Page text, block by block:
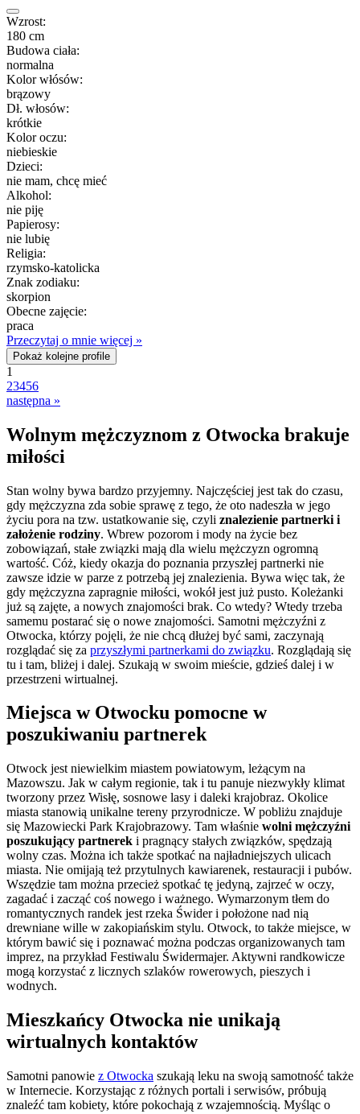
Wzrost:
180 cm
Budowa ciała:
normalna
Kolor włósów:
brązowy
Dł. włosów:
krótkie
Kolor oczu:
niebieskie
Dzieci:
nie mam, chcę mieć
Alkohol:
nie piję
Papierosy:
nie lubię
Religia:
rzymsko-katolicka
Znak zodiaku:
skorpion
Obecne zajęcie:
praca
Przeczytaj o mnie więcej »
Pokaż kolejne profile
1
23456
następna »
Wolnym mężczyznom z Otwocka brakuje
miłości
Stan wolny bywa bardzo przyjemny. Najczęściej jest tak do czasu,
gdy mężczyzna zda sobie sprawę z tego, że oto nadeszła w jego
życiu pora na tzw. ustatkowanie się, czyli znalezienie partnerki i
założenie rodziny. Wbrew pozorom i mody na życie bez
zobowiązań, stałe związki mają dla wielu mężczyzn ogromną
wartość. Cóż, kiedy okazja do poznania przyszłej partnerki nie
zawsze idzie w parze z potrzebą jej znalezienia. Bywa więc tak, że
gdy mężczyzna zapragnie miłości, wokół jest już pusto. Koleżanki
już są zajęte, a nowych znajomości brak. Co wtedy? Wtedy trzeba
samemu postarać się o nowe znajomości. Samotni mężczyźni z
Otwocka, którzy pojęli, że nie chcą dłużej być sami, zaczynają
rozglądać się za przyszłymi partnerkami do związku. Rozglądają się
tu i tam, bliżej i dalej. Szukają w swoim mieście, gdzieś dalej i w
przestrzeni wirtualnej.
Miejsca w Otwocku pomocne w
poszukiwaniu partnerek
Otwock jest niewielkim miastem powiatowym, leżącym na
Mazowszu. Jak w całym regionie, tak i tu panuje niezwykły klimat
tworzony przez Wisłę, sosnowe lasy i daleki krajobraz. Okolice
miasta stanowią unikalne tereny przyrodnicze. W pobliżu znajduje
się Mazowiecki Park Krajobrazowy. Tam właśnie wolni mężczyźni
poszukujący partnerek i pragnący stałych związków, spędzają
wolny czas. Można ich także spotkać na najładniejszych ulicach
miasta. Nie omijają też przytulnych kawiarenek, restauracji i pubów.
Wszędzie tam można przecież spotkać tę jedyną, zajrzeć w oczy,
zagadać i zacząć coś nowego i ważnego. Wymarzonym tłem do
romantycznych randek jest rzeka Świder i położone nad nią
drewniane wille w zakopiańskim stylu. Otwock, to także miejsce, w
którym bawić się i poznawać można podczas organizowanych tam
imprez, na przykład Festiwalu Świdermajer. Aktywni randkowicze
mogą korzystać z licznych szlaków rowerowych, pieszych i
wodnych.
Mieszkańcy Otwocka nie unikają
wirtualnych kontaktów
Samotni panowie z Otwocka szukają leku na swoją samotność także
w Internecie. Korzystając z różnych portali i serwisów, próbują
znaleźć tam kobiety, które pokochają z wzajemnością. Myśląc o